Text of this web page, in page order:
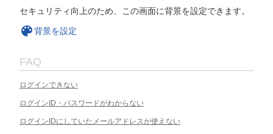
セキュリティ向上のため、この画面に背景を設定できます。
背景を設定
FAQ
ログインできない
ログインID・パスワードがわからない
ログインIDにしていたメールアドレスが使えない